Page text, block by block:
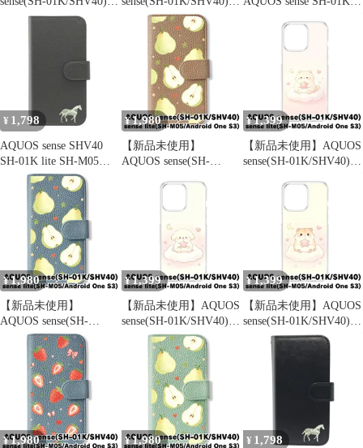
クリア ハードケース
(リボンうさぎ) うさぎ
兎 ギンガムチェック リ
ボン かわいい 韓国 cl-
cat27-sh01k-573
クリア ハードケース
(雲上のうさぎ) うさぎ
兎 雲 星 月 イラスト グ
ラデーション かわいい
韓国 cl-cat30-sh01k-588
ケース ひし形柄
AQUOS sense lite ケー
ス 手帳型 マグネット式
スタンド機能 SH-M05
携帯カバー カード収納
財布型 アクオス sense
ケ
¥ 1,798
AQUOS sense SHV40
SH-01K lite SH-M05
android one S3 ケース
カバー 手帳型 うま 馬
SH-01Kケース SH-01K
カバー SHV40ケース
SHV40カバー "3q-4pl-
¥1,980
【新品未使用】
AQUOS sense(SH-
マホ ケース (色：グレ
ージュ×ペア総柄) 洋梨
ペア ラフランス フルー
ツ 総柄 かわいい 韓国
flip2-sh01k-greg-579
¥1,399
【新品未使用】AQUOS
sense(SH-01K/SHV40)
(雲上のねこ) 猫 雲 星
月 イラスト グラデーシ
ョン かわいい 韓国 cl-
cat30-sh01k-585
¥1,980
【新品未使用】
AQUOS sense(SH-
01K/SHV40) 手帳型ス
マホ ケース (色：ブル
ーグレー×ペア総柄) 洋
梨 ペア ラフランス フ
ルーツ 総柄 かわいい
韓国 flip2-sh01k-blgy-
579
¥1,399
【新品未使用】AQUOS
sense(SH-01K/SHV40)
クリア ハードケース
(雲上のいぬ) 犬 雲 星
月 イラスト グラデーシ
ョン かわいい 韓国 cl-
cat30-sh01k-586
¥1,399
【新品未使用】AQUOS
sense(SH-01K/SHV40)
クリア ハードケース
(雲上のハムスター) ハ
ムスター 雲 星 月 イラ
スト グラデーション か
わいい 韓国 cl-cat30-
¥1,980 ¥1,980 ¥ 1,798